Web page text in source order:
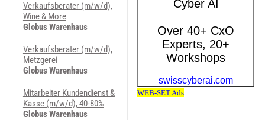
Verkaufsberater (m/w/d),
Wine & More
Globus Warenhaus
Verkaufsberater (m/w/d),
Metzgerei
Globus Warenhaus
Mitarbeiter Kundendienst &
Kasse (m/w/d), 40-80%
Globus Warenhaus